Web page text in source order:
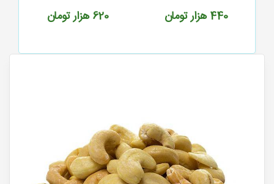
هزار تومان هزار تومان